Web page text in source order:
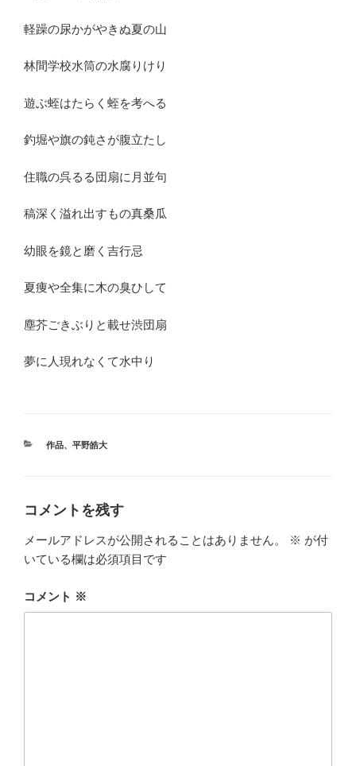
軽躁の尿かがやきぬ夏の山
林間学校水筒の水腐りけり
遊ぶ蛭はたらく蛭を考へる
釣堀や旗の鈍さが腹立たし
住職の呉るる団扇に月並句
稿深く溢れ出すもの真桑瓜
幼眼を鏡と磨く吉行忌
夏痩や全集に木の臭ひして
塵芥ごきぶりと載せ渋団扇
夢に人現れなくて水中り
カ
作品、 平野皓大
コメントを残す
メールアドレスが公開されることはありません。 ※ が付
いている欄は必須項目です
コメント ※